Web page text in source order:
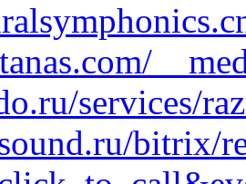
services/
bitrix/